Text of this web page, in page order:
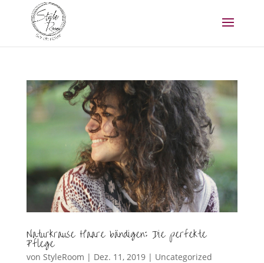
Naturkrause Haare bändigen: Die perfekte
Pflege
von StyleRoom | Dez. 11, 2019| Uncategorized